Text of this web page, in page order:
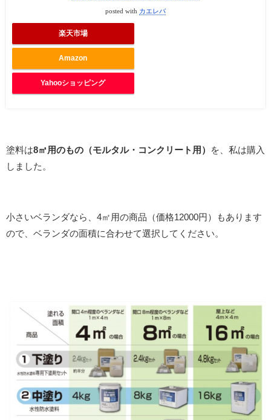
posted with カエレバ
楽天市場
Amazon
Yahooショッピング
塗料は8㎡用のもの（モルタル・コンクリート用）
を、私は購入
しました。
小さいベランダなら、4㎡用の商品（価格12000円）もあります
ので、ベランダの面積に合わせて選択してください。